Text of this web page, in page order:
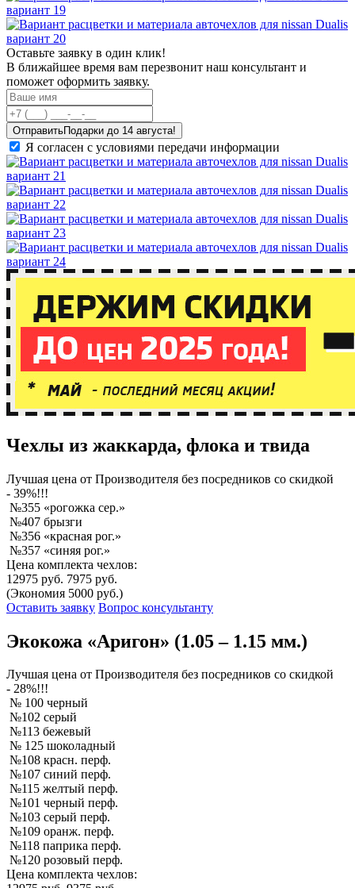
Оставьте заявку в один клик!
В ближайшее время вам перезвонит наш консультант и
поможет оформить заявку.
Отправить
Я согласен с условиями передачи информации
Чехлы из жаккарда, флока и твида
Лучшая цена от Производителя без посредников со скидкой
- 39%!!!
№355 «рогожка сер.»
№407 брызги
№356 «красная рог.»
№357 «синяя рог.»
Цена комплекта чехлов:
12975 руб. 7975 руб.
(Экономия 5000 руб.)
Оставить заявку Вопрос консультанту
Экокожа «Аригон» (1.05 – 1.15 мм.)
Лучшая цена от Производителя без посредников со скидкой
- 28%!!!
№ 100 черный
№102 серый
№113 бежевый
№ 125 шоколадный
№108 красн. перф.
№107 синий перф.
№115 желтый перф.
№101 черный перф.
№103 серый перф.
№109 оранж. перф.
№118 паприка перф.
№120 розовый перф.
Цена комплекта чехлов: